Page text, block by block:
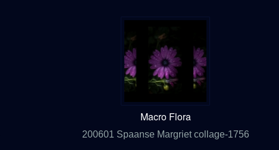
Macro Flora
200601 Spaanse Margriet collage-1756